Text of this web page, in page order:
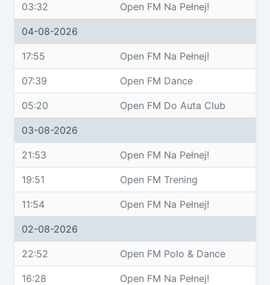
03:32 Open FM Na Pełnej!
04-08-2026
17:55 Open FM Na Pełnej!
07:39 Open FM Dance
05:20 Open FM Do Auta Club
03-08-2026
21:53 Open FM Na Pełnej!
19:51 Open FM Trening
11:54 Open FM Na Pełnej!
02-08-2026
22:52 Open FM Polo & Dance
16:28 Open FM Na Pełnej!